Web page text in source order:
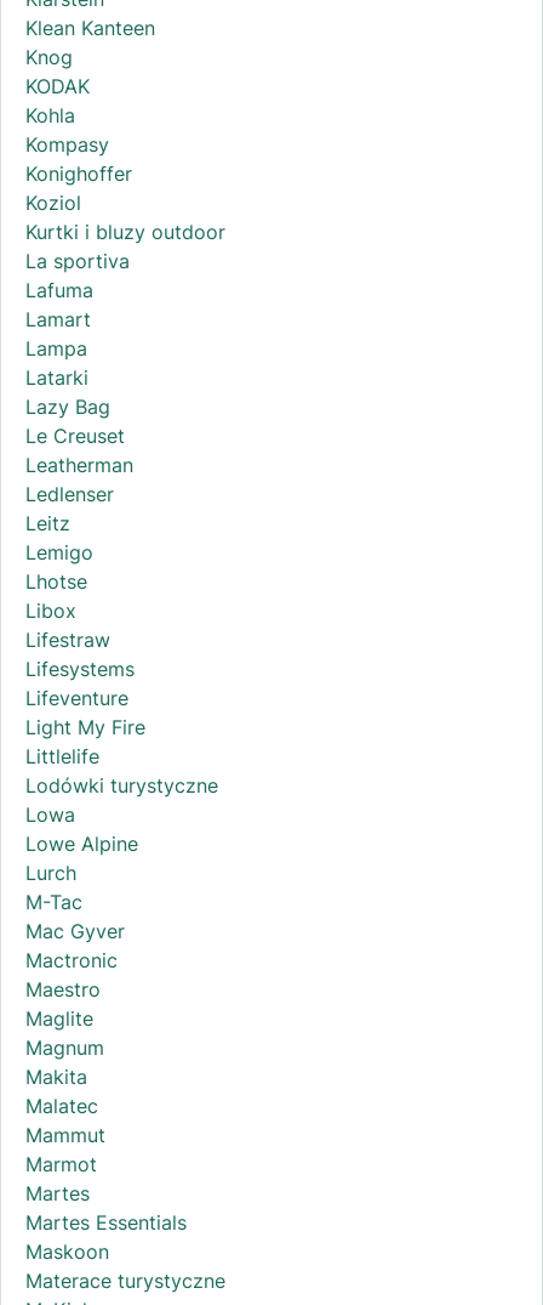
Klean Kanteen
Knog
KODAK
Kohla
Kompasy
Konighoffer
Koziol
Kurtki i bluzy outdoor
La sportiva
Lafuma
Lamart
Lampa
Latarki
Lazy Bag
Le Creuset
Leatherman
Ledlenser
Leitz
Lemigo
Lhotse
Libox
Lifestraw
Lifesystems
Lifeventure
Light My Fire
Littlelife
Lodówki turystyczne
Lowa
Lowe Alpine
Lurch
M-Tac
Mac Gyver
Mactronic
Maestro
Maglite
Magnum
Makita
Malatec
Mammut
Marmot
Martes
Martes Essentials
Maskoon
Materace turystyczne